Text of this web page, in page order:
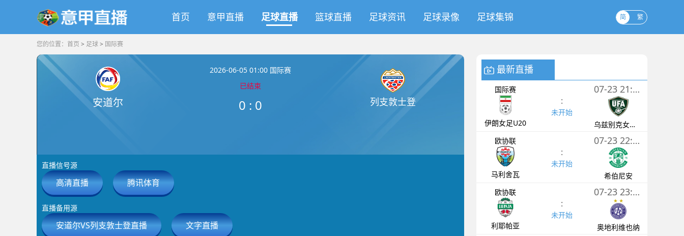
首页 意甲直播 足球直播 篮球直播 足球资讯 足球录像 足球集锦 简 繁
您的位置： 首页 > 足球> 国际赛
安道尔
2026-06-05 01:00 国际赛
已结束
0 : 0 列支敦士登
直播信号源
高清直播 腾讯体育
直播备用源
安道尔VS列支敦士登直播 文字直播
最新直播
国际赛
伊朗女足U20
:
未开始
07-23 21:00
乌兹别克女足U20
欧协联
马利舍瓦
:
未开始
07-23 22:30
希伯尼安
欧协联
利耶帕亚
:
未开始
07-23 23:00
奥地利维也纳